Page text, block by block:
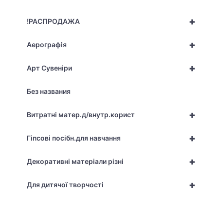
+
!РАСПРОДАЖА
+
Аерографія
+
Арт Сувеніри
Без названия
+
Витратні матер.д/внутр.корист
+
Гіпсові посібн.для навчання
+
Декоративні матеріали різні
+
Для дитячої творчості